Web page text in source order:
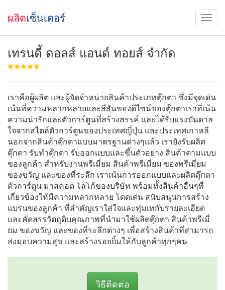
ผลิตเซ็นเตอร์
เทรนดี้ ดอลส์ แอนด์ ทอยส์ จำกัด
เราคือผู้ผลิต และผู้จัดจำหน่ายสินค้าประเภทตุ๊กตา ซึ่งมีจุดเด่น
เน้นที่ความหลากหลายและสีสันของดีไซน์ของตุ๊กตาเราที่เน้น
ความน่ารักและตัวการ์ตูนที่สร้างสรรค์ และได้รับแรงบันดาล
ใจจากสไตล์ตัวการ์ตูนของประเทศญี่ปุ่น และประเทศเกาหลี
นอกจากสินค้าตุ๊กตาแบบมาตรฐานต่างๆแล้ว เรายังรับผลิต
ตุ๊กตา รับทำตุ๊กตา รับออกแบบและขึ้นตัวอย่าง สินค้าตามแบบ
ของลูกค้า สำหรับงานพรีเมี่ยม สินค้าพรีเมี่ยม ของพรีเมี่ยม
ของขวัญ และของที่ระลึก เราเน้นการออกแบบและผลิตตุ๊กตา
ตัวการ์ตูน มาสคอต โลโก้ของบริษัท พร้อมทั้งสินค้าอื่นๆที่
เกี่ยวข้องให้มีความหลากหลาย โดดเด่น สนับสนุนการสร้าง
แบรนของลูกค้า ที่สำคัญเราใส่ใจและทุ่มเทกับรายละเอียด
และคัดสรรวัตถุดิบคุณภาพที่นำมาใช้ผลิตตุ๊กตา สินค้าพรีเมี่
ยม ของขวัญ และของที่ระลึกต่างๆ เพื่อสร้างสินค้าที่สามารถ
ส่งมอบความสุข และสร้างรอยยิ้มให้กับลูกค้าทุกๆคน
วิธีติดต่อ